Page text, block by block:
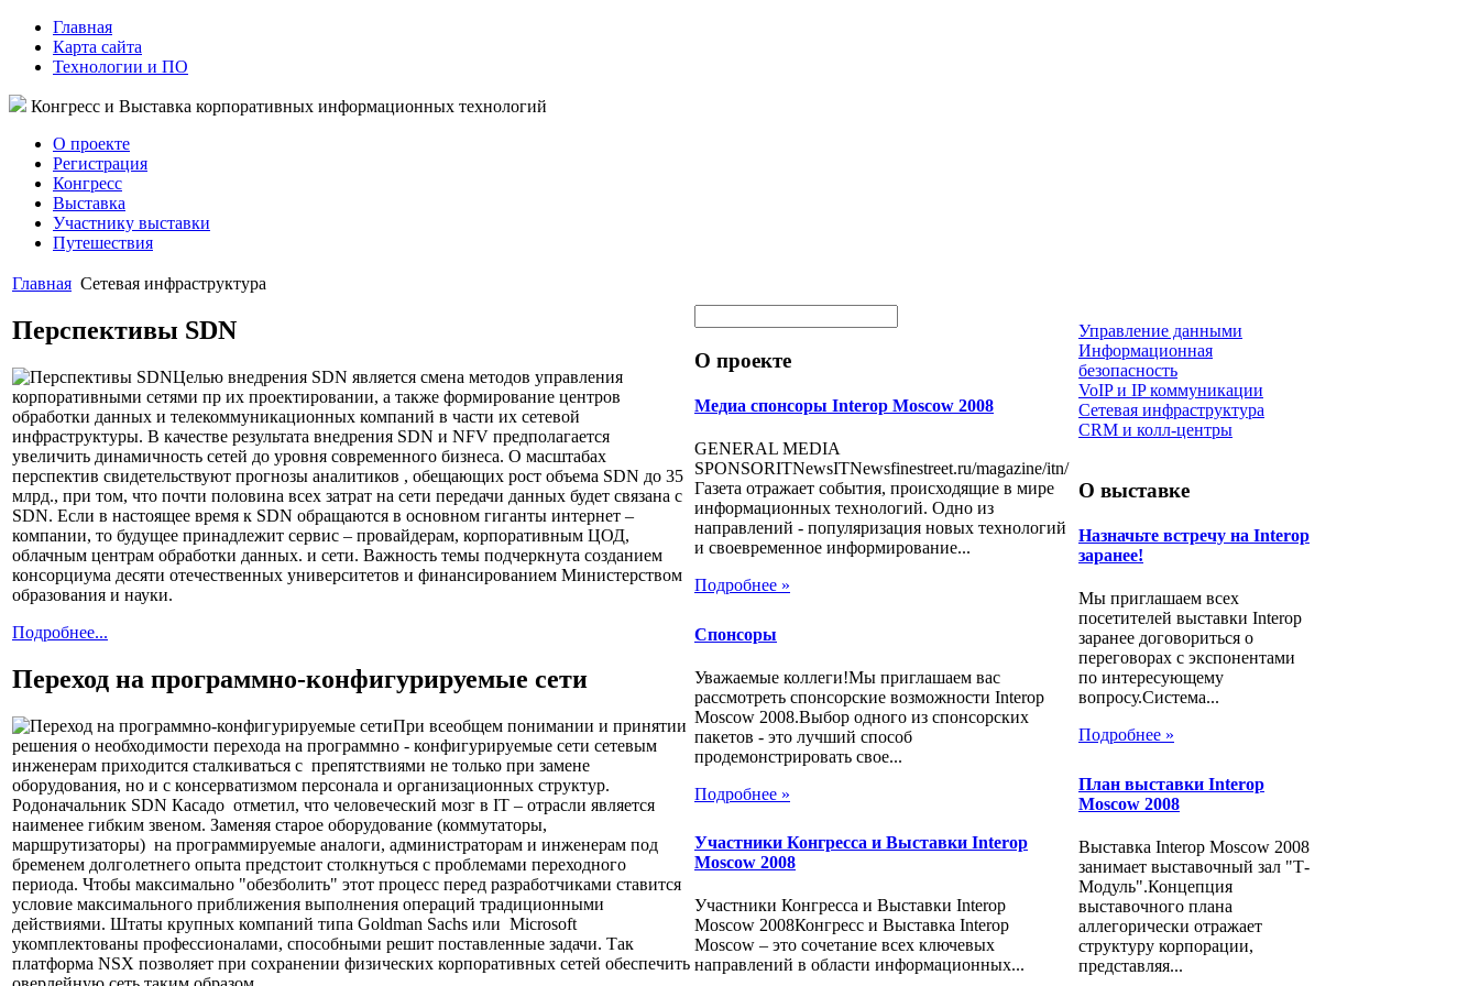
Главная
Карта сайта
Технологии и ПО
Конгресс и Выставка корпоративных информационных технологий
О проекте
Регистрация
Конгресс
Выставка
Участнику выставки
Путешествия
Главная Сетевая инфраструктура
Перспективы SDN
Целью внедрения SDN является смена методов управления
корпоративными сетями пр их проектировании, а также формирование центров
обработки данных и телекоммуникационных компаний в части их сетевой
инфраструктуры. В качестве результата внедрения SDN и NFV предполагается
увеличить динамичность сетей до уровня современного бизнеса. О масштабах
перспектив свидетельствуют прогнозы аналитиков , обещающих рост объема SDN до 35
млрд., при том, что почти половина всех затрат на сети передачи данных будет связана с
SDN. Если в настоящее время к SDN обращаются в основном гиганты интернет –
компании, то будущее принадлежит сервис – провайдерам, корпоративным ЦОД,
облачным центрам обработки данных. и сети. Важность темы подчеркнута созданием
консорциума десяти отечественных университетов и финансированием Министерством
образования и науки.
Подробнее...
Переход на программно-конфигурируемые сети
При всеобщем понимании и принятии
решения о необходимости перехода на программно - конфигурируемые сети сетевым
инженерам приходится сталкиваться с препятствиями не только при замене
оборудования, но и с консерватизмом персонала и организационных структур.
Родоначальник SDN Касадо отметил, что человеческий мозг в IT – отрасли является
наименее гибким звеном. Заменяя старое оборудование (коммутаторы,
маршрутизаторы) на программируемые аналоги, администраторам и инженерам под
бременем долголетнего опыта предстоит столкнуться с проблемами переходного
периода. Чтобы максимально "обезболить" этот процесс перед разработчиками ставится
условие максимального приближения выполнения операций традиционными
действиями. Штаты крупных компаний типа Goldman Sachs или Microsoft
укомплектованы профессионалами, способными решит поставленные задачи. Так
платформа NSX позволяет при сохранении физических корпоративных сетей обеспечить
О проекте
Медиа спонсоры Interop Moscow 2008
GENERAL MEDIA
SPONSORITNewsITNewsfinestreet.ru/magazine/itn/
Газета отражает события, происходящие в мире
информационных технологий. Одно из
направлений - популяризация новых технологий
и своевременное информирование...
Подробнее »
Спонсоры
Уважаемые коллеги!Мы приглашаем вас
рассмотреть спонсорские возможности Interop
Moscow 2008.Выбор одного из спонсорских
пакетов - это лучший способ
продемонстрировать свое...
Подробнее »
Участники Конгресса и Выставки Interop
Moscow 2008
Участники Конгресса и Выставки Interop
Moscow 2008Конгресс и Выставка Interop
Moscow – это сочетание всех ключевых
направлений в области информационных...
Управление данными
Информационная
безопасность
VoIP и IP коммуникации
Сетевая инфраструктура
CRM и колл-центры
О выставке
Назначьте встречу на Interop
заранее!
Мы приглашаем всех
посетителей выставки Interop
заранее договориться о
переговорах с экспонентами
по интересующему
вопросу.Система...
Подробнее »
План выставки Interop
Moscow 2008
Выставка Interop Moscow 2008
занимает выставочный зал "Т-
Модуль".Концепция
выставочного плана
аллегорически отражает
структуру корпорации,
представляя...